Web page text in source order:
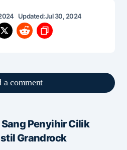
Updated:Jul 30, 2024
a comment
akan dipublikasikan.
*
Penyihir Cilik
Grandrock